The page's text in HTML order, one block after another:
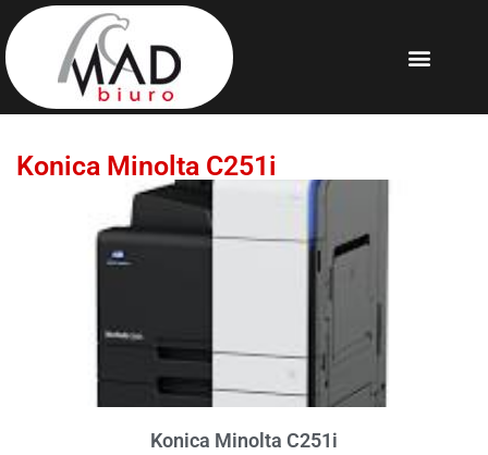
Konica Minolta C251i
Konica Minolta C251i